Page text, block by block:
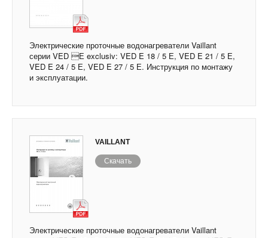
Электрические проточные водонагреватели Vaillant
серии VED Е exclusiv: VED E 18 / 5 Е, VED E 21 / 5 Е,
VED E 24 / 5 Е, VED E 27 / 5 Е. Инструкция по монтажу
и эксплуатации.
VAILLANT
Скачать
Электрические проточные водонагреватели Vaillant